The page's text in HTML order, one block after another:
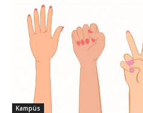
Kampüs